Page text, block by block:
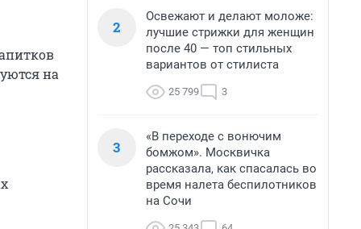
на
2
Освежают и делают моложе:
лучшие стрижки для женщин
после 40 — топ стильных
вариантов от стилиста
25 799 3
3
«В переходе с вонючим
бомжом». Москвичка
рассказала, как спасалась во
время налета беспилотников
на Сочи